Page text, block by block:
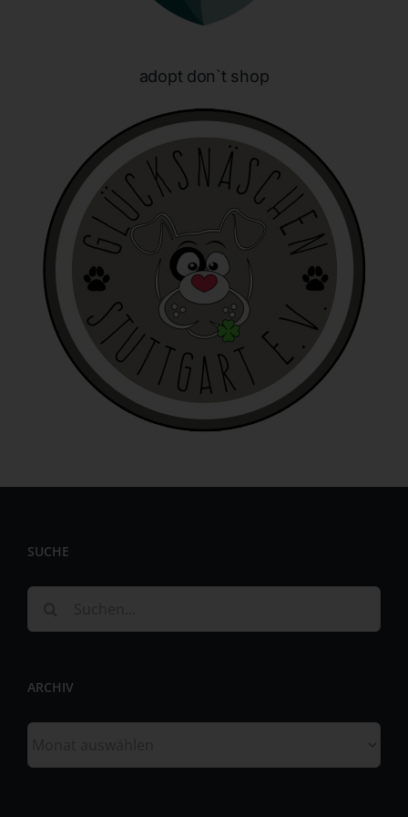
adopt don`t shop
SUCHE
nach:
ARCHIV
identifizierbar wird eine natürliche Person angesehen, die
direkt oder indirekt, insbesondere mittels Zuordnung zu
einem oder mehreren besonderen Merkmalen, die
psychischen, wirtschaftlichen, kulturellen oder sozialen
Identität dieser natürlichen Person sind, identifiziert
werden kann.
b) betroffene Person
Betroffene Person ist jede identifizierte oder
identifizierbare natürliche Person, deren
personenbezogene Daten von dem für die Verarbeitung
Verantwortlichen verarbeitet werden.
c) Verarbeitung
Verarbeitung ist jeder mit oder ohne Hilfe automatisierter
Verfahren ausgeführte Vorgang oder jede solche
Vorgangsreihe im Zusammenhang mit
personenbezogenen Daten wie das Erheben, das
Erfassen, die Organisation, das Ordnen, die Speicherung,
Übermittlung, Verbreitung oder eine andere Form der
d) Einschränkung der Verarbeitung
ihre künftige Verarbeitung einzuschränken.
Profiling ist jede Art der automatisierten Verarbeitung